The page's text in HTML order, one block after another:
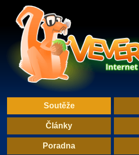
Soutěže
Články
Poradna